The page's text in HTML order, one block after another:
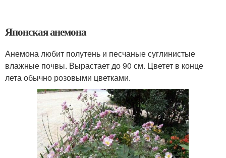
Японская анемона
Анемона любит полутень и песчаные суглинистые
влажные почвы. Вырастает до 90 см. Цветет в конце
лета обычно розовыми цветками.